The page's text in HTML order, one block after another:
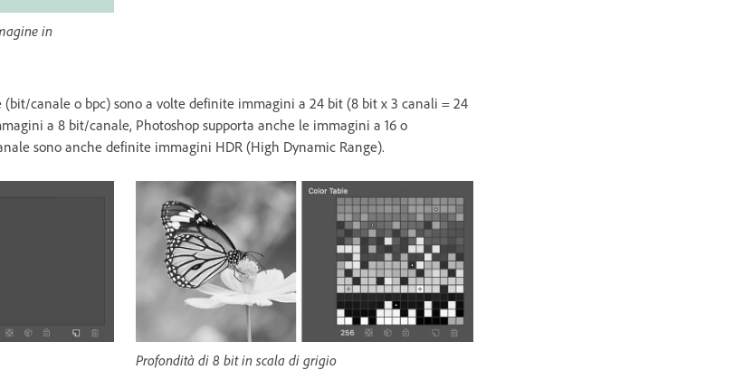
in
(bit/canale o bpc) sono a volte definite immagini a 24 bit (8 bit x 3 canali = 24
a 8 bit/canale, Photoshop supporta anche le immagini a 16 o
sono anche definite immagini HDR (High Dynamic Range).
Profondità di 8 bit in scala di grigio